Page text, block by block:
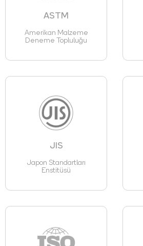
ASTM
Amerikan Malzeme
Deneme Topluluğu
JIS
Japon Standartları
Enstitüsü